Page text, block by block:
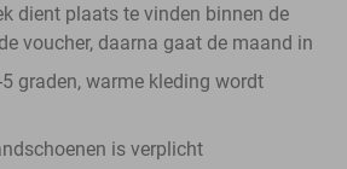
dient plaats te vinden binnen de
voucher, daarna gaat de maand in
graden, warme kleding wordt
is verplicht